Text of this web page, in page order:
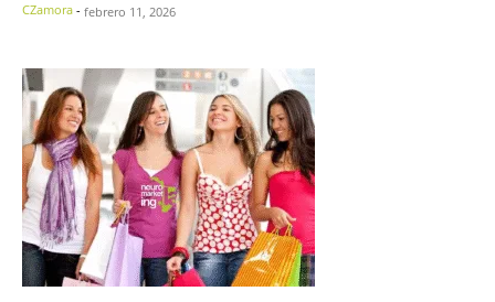
CZamora - febrero 11, 2026